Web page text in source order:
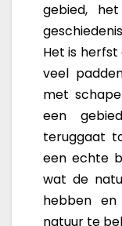
gebied,
Het is herfst
veel
met
een
teruggaat
een echte
wat de
hebben
natuur te